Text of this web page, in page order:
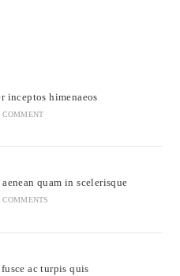
inceptos himenaeos
COMMENT
quam in scelerisque
COMMENTS
ac turpis quis